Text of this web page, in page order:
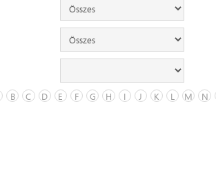
B C D E F G H I J K L M N